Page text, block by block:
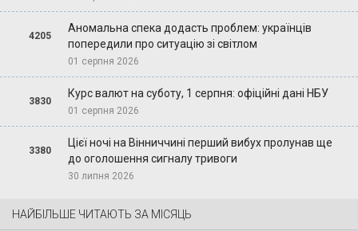
4205
Аномальна спека додасть проблем: українців
попередили про ситуацію зі світлом
01 серпня 2026
3830
Курс валют на суботу, 1 серпня: офіційні дані НБУ
01 серпня 2026
3380
Цієї ночі на Вінниччині перший вибух пролунав ще
до оголошення сигналу тривоги
30 липня 2026
НАЙБІЛЬШЕ ЧИТАЮТЬ ЗА МІСЯЦЬ